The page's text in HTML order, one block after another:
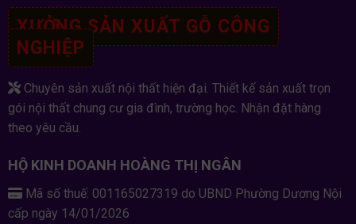
XƯỞNG SẢN XUẤT GỖ CÔNG
NGHIỆP
Chuyên sản xuất nội thất hiện đại. Thiết kế sản xuất trọn
gói nội thất chung cư gia đình, trường học. Nhận đặt hàng
theo yêu cầu.
HỘ KINH DOANH HOÀNG THỊ NGÂN
Mã số thuế: 001165027319 do UBND Phường Dương Nội
cấp ngày 14/01/2026